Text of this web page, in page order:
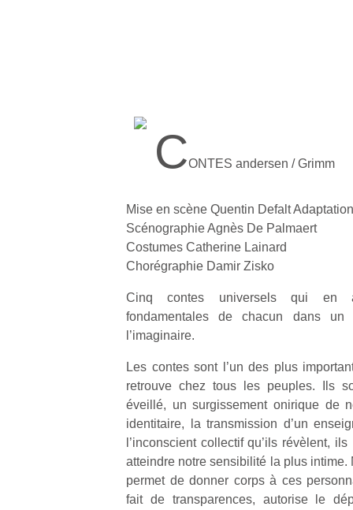
CONTES andersen / Grimm
Mise en scène Quentin Defalt
Scénographie Agnès De Palmaert
Costumes Catherine Lainard
Chorégraphie Damir Zisko
Cinq contes universels qui en
fondamentales de chacun dans
l’imaginaire.
Les contes sont l’un des plus
retrouve chez tous les peuples. Ils
éveillé, un surgissement onirique de
identitaire, la transmission d’un
l’inconscient collectif qu’ils révèlent,
atteindre notre sensibilité la plus intime.
permet de donner corps à ces
fait de transparences, autorise le